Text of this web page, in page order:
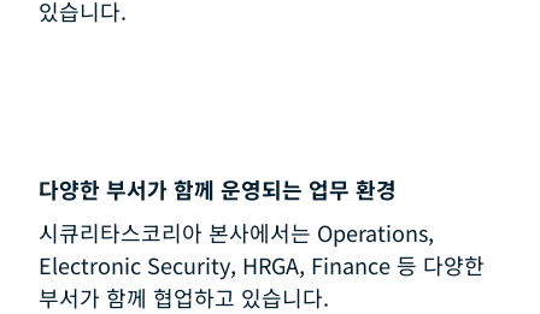
있습니다.
다양한 부서가 함께 운영되는 업무 환경
시큐리타스코리아 본사에서는 Operations,
Electronic Security, HRGA, Finance 등 다양한
부서가 함께 협업하고 있습니다.